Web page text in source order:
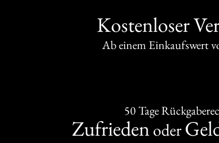
Kostenloser
Ab einem Einkaufswert
50 Tage
Zufrieden oder